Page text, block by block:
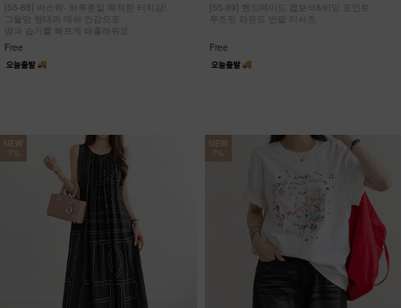
[55-88] 바스락- 하루종일 쾌적한 터치감!
그물망 형태의 메쉬 안감으로
땀과 습기를 빠르게 배출해줘요
Free
[55-99] 핸드메이드 캡보석&비딩 포인트
루즈핏 라운드 반팔 티셔츠
Free
NEW
7%
NEW
7%